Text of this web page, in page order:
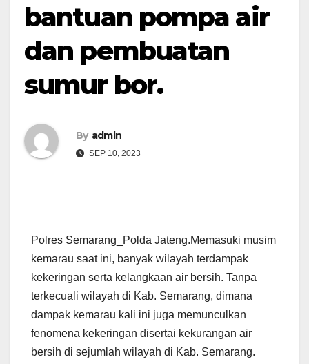
bantuan pompa air
dan pembuatan
sumur bor.
By admin
SEP 10, 2023
Polres Semarang_Polda Jateng.Memasuki musim
kemarau saat ini, banyak wilayah terdampak
kekeringan serta kelangkaan air bersih. Tanpa
terkecuali wilayah di Kab. Semarang, dimana
dampak kemarau kali ini juga memunculkan
fenomena kekeringan disertai kekurangan air
bersih di sejumlah wilayah di Kab. Semarang.